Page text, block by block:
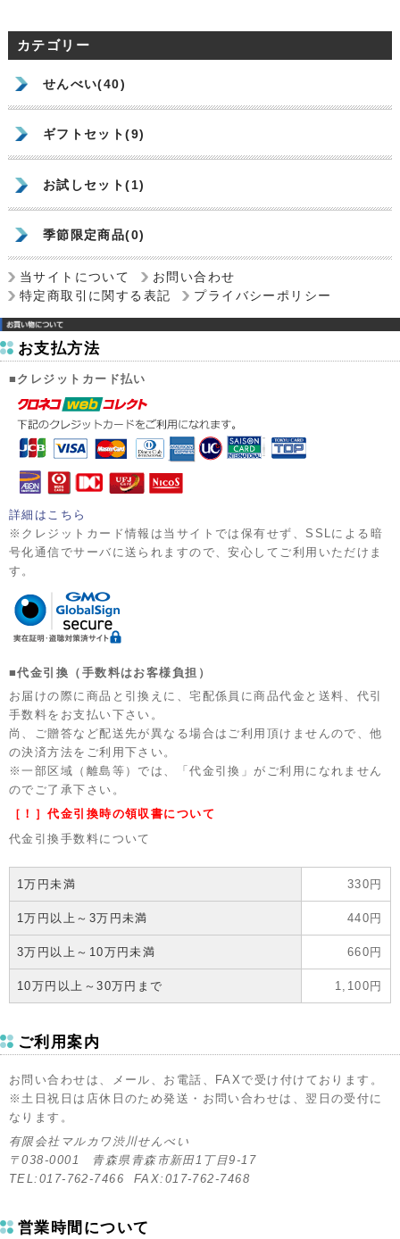
カテゴリー
せんべい(40)
ギフトセット(9)
お試しセット(1)
季節限定商品(0)
当サイトについて
お問い合わせ
特定商取引に関する表記
プライバシーポリシー
お支払方法
■クレジットカード払い
詳細はこちら
※クレジットカード情報は当サイトでは保有せず、SSLによる暗
号化通信でサーバに送られますので、安心してご利用いただけま
す。
■代金引換（手数料はお客様負担）
お届けの際に商品と引換えに、宅配係員に商品代金と送料、代引
手数料をお支払い下さい。
尚、ご贈答など配送先が異なる場合はご利用頂けませんので、他
の決済方法をご利用下さい。
※一部区域（離島等）では、「代金引換」がご利用になれません
のでご了承下さい。
［！］代金引換時の領収書について
代金引換手数料について
1万円未満 330円
1万円以上～3万円未満 440円
3万円以上～10万円未満 660円
10万円以上～30万円まで 1,100円
ご利用案内
お問い合わせは、メール、お電話、FAXで受け付けております。
※土日祝日は店休日のため発送・お問い合わせは、翌日の受付に
なります。
有限会社マルカワ渋川せんべい
〒038-0001 青森県青森市新田1丁目9-17
TEL:017-762-7466 FAX:017-762-7468
営業時間について